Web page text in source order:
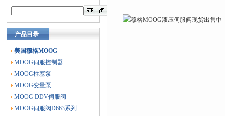
产品目录
美国穆格MOOG
MOOG伺服控制器
MOOG柱塞泵
MOOG变量泵
MOOG DDV伺服阀
MOOG伺服阀D663系列